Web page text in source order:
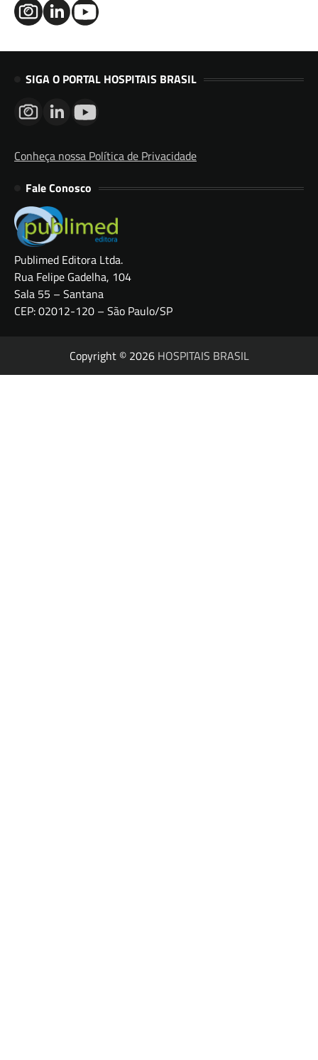
SIGA O PORTAL HOSPITAIS BRASIL
Conheça nossa Política de Privacidade
Fale Conosco
Publimed Editora Ltda.
Rua Felipe Gadelha, 104
Sala 55 – Santana
CEP: 02012-120 – São Paulo/SP
Copyright © 2026 HOSPITAIS BRASIL